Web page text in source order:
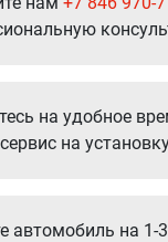
на удобное
на
автомобиль на 1-